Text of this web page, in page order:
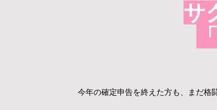
サ
今年の確定申告を終えた方も、まだ